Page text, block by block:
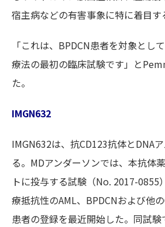
宿主病などの有害事象に特に着目す
「これは、BPDCN患者を対象とし
療法の最初の臨床試験です」と
た。
IMGN632
IMGN632は、抗CD123抗体とDNA
る。MDアンダーソンでは、本抗体
トに投与する試験（No. 2017-0855
療抵抗性のAML、BPDCNおよび他
患者の登録を最近開始した。同試